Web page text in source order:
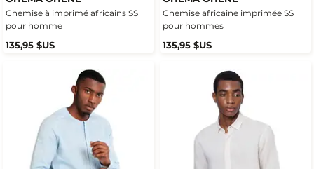
Chemise à imprimé africains SS
pour homme
135,95 $US
Chemise africaine imprimée SS
pour hommes
135,95 $US